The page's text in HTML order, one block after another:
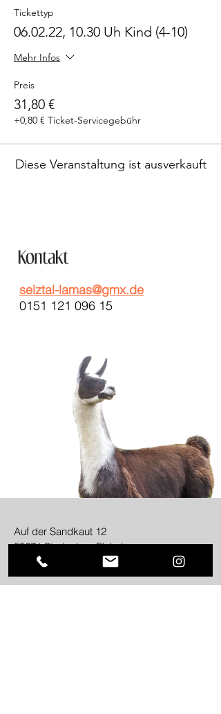
Tickettyp
06.02.22, 10.30 Uh Kind (4-10)
Mehr Infos
Preis
31,80 €
+0,80 € Ticket-Servicegebühr
Diese Veranstaltung ist ausverkauft
selztal-lamas@gmx.de
0151 121 096 15
Auf der Sandkaut 12
55271 Stadecken-Elsheim